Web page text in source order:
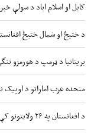
کابل او اسلام اباد د سولې
د ختیځ او شمال ختیځ
بریتانیا د ټرمپ د هورمزو
متحده عرب اماراتو د اوپیک
د افغانستان په ۲۶ ولایتونو کې د طوفانونو او سیلابونو شدید خطر